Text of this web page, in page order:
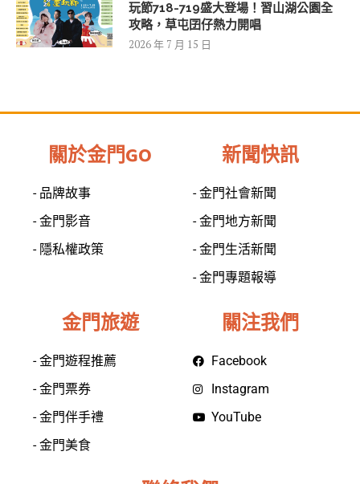
玩節718-719盛大登場！習山湖公園全
攻略，草屯囝仔熱力開唱
2026 年 7 月 15 日
關於金門GO
- 品牌故事
- 金門影音
- 隱私權政策
新聞快訊
- 金門社會新聞
- 金門地方新聞
- 金門生活新聞
- 金門專題報導
金門旅遊
- 金門遊程推薦
- 金門票券
- 金門伴手禮
- 金門美食
關注我們
Facebook
Instagram
YouTube